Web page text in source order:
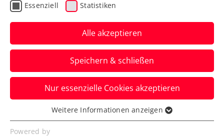
Generali Open Kitzbühel:
Schwärzler erhält
Wildcard für die
Qualifikation
Die ÖTV-Zukunftshoffnung darf im stark
besetzten Qualifikationsraster des ATP-
Turniers aufschlagen.
Essenziell Statistiken
Alle akzeptieren
Speichern & schließen
Nur essenzielle Cookies akzeptieren
Essenziell
Essenzielle Cookies werden für grundlegende
Weitere Informationen anzeigen
Powered by